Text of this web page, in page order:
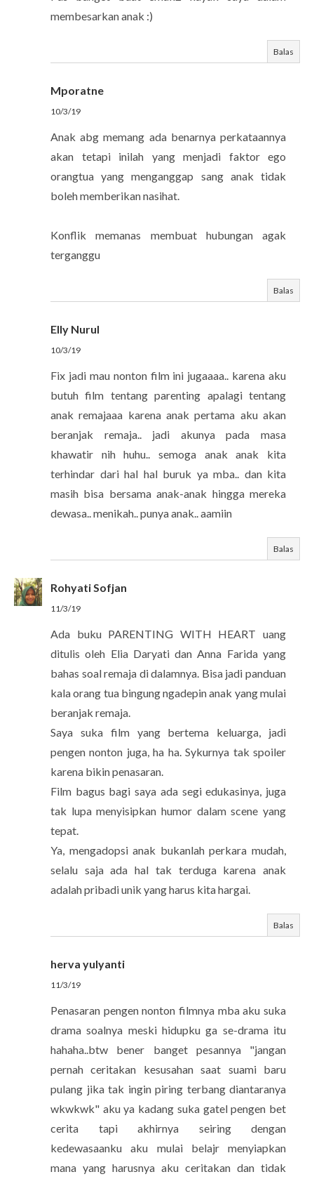
membesarkan anak :)
Balas
Mporatne
10/3/19
Anak abg memang ada benarnya perkataannya
akan tetapi inilah yang menjadi faktor ego
orangtua yang menganggap sang anak tidak
boleh memberikan nasihat.
Konflik memanas membuat hubungan agak
terganggu
Balas
Elly Nurul
10/3/19
Fix jadi mau nonton film ini jugaaaa.. karena aku
butuh film tentang parenting apalagi tentang
anak remajaaa karena anak pertama aku akan
beranjak remaja.. jadi akunya pada masa
khawatir nih huhu.. semoga anak anak kita
terhindar dari hal hal buruk ya mba.. dan kita
masih bisa bersama anak-anak hingga mereka
dewasa.. menikah.. punya anak.. aamiin
Balas
Rohyati Sofjan
11/3/19
Ada buku PARENTING WITH HEART uang
ditulis oleh Elia Daryati dan Anna Farida yang
bahas soal remaja di dalamnya. Bisa jadi panduan
kala orang tua bingung ngadepin anak yang mulai
beranjak remaja.
Saya suka film yang bertema keluarga, jadi
pengen nonton juga, ha ha. Sykurnya tak spoiler
karena bikin penasaran.
Film bagus bagi saya ada segi edukasinya, juga
tak lupa menyisipkan humor dalam scene yang
tepat.
Ya, mengadopsi anak bukanlah perkara mudah,
selalu saja ada hal tak terduga karena anak
adalah pribadi unik yang harus kita hargai.
Balas
herva yulyanti
11/3/19
Penasaran pengen nonton filmnya mba aku suka
drama soalnya meski hidupku ga se-drama itu
hahaha..btw bener banget pesannya "jangan
pernah ceritakan kesusahan saat suami baru
pulang jika tak ingin piring terbang diantaranya
wkwkwk" aku ya kadang suka gatel pengen bet
cerita tapi akhirnya seiring dengan
kedewasaanku aku mulai belajr menyiapkan
mana yang harusnya aku ceritakan dan tidak